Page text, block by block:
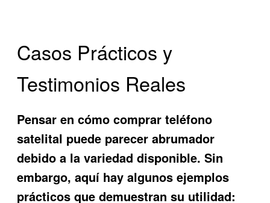
Casos Prácticos y
Testimonios Reales
Pensar en cómo comprar teléfono
satelital puede parecer abrumador
debido a la variedad disponible. Sin
embargo, aquí hay algunos ejemplos
prácticos que demuestran su utilidad: